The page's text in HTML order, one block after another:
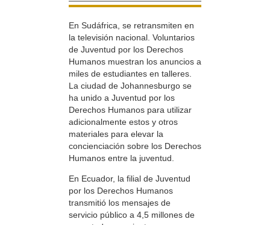
En Sudáfrica, se retransmiten en
la televisión nacional. Voluntarios
de Juventud por los Derechos
Humanos muestran los anuncios a
miles de estudiantes en talleres.
La ciudad de Johannesburgo se
ha unido a Juventud por los
Derechos Humanos para utilizar
adicionalmente estos y otros
materiales para elevar la
concienciación sobre los Derechos
Humanos entre la juventud.
En Ecuador, la filial de Juventud
por los Derechos Humanos
transmitió los mensajes de
servicio público a 4,5 millones de